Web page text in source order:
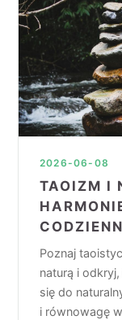
2026-06-08
TAOIZM I
Poznaj
naturą i
się do
i równowagę